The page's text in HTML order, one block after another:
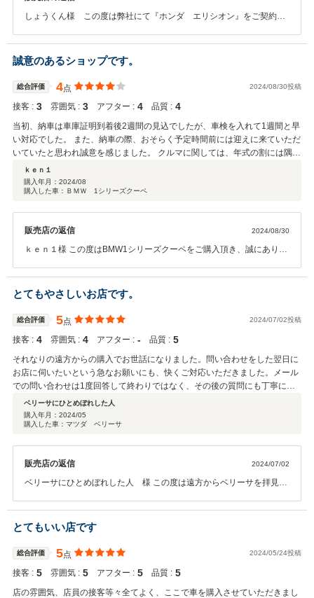
しょうくん様 この度は弊社にて『ホンダ エリシオン』をご契約い
点のレビュー投稿をしてくださり大変感謝しております。納車後も車
両についてご相談いただき、弊社を指名して対応をさせていただきあ
りがとうございました。今後もしょうくん様のカーライフにお付き合
いさせて頂ければ幸いに感じますので、どんなことでもご相談くださ
い。本当にありがとうございます。今後ともよろしくお願い致しま
す。
誠意のあるショップです。
総合評価 4点 2024/08/30投稿
接客 : 3 雰囲気 : 3 アフター : 4 品質 : 4
当初、納車は車庫証明到着後2週間の見込でしたが、車検を入れて1週間と早
い対応でした。 また、納車の際、おそらく予定時間前には迎えに来ていただ
いていたと思われ誠意を感じました。 クルマに関しては、年式の割には隅々
までとてもキレイでトラブルもありません。 基本的にユーザー重視の誠意の
ある良いショップだと思います。
ｋｅｎ１
購入年月： 2024/08
購入した車：ＢＭＷ 1シリーズクーペ
販売店の返信 2024/08/30
ｋｅｎ１様 この度はBMW1シリーズクーペをご購入頂き、誠にありが
更には車の品質、アフターサービスの充実度に高評価までいただきま
して、大変光栄です。良い車に巡り会えるお手伝いができて良かった
です♪まだまだこれからのお付き合いですので、また何かございました
らお気軽にお立ち寄りください。この度は誠にありがとうございまし
た！
とてもやさしいお店です。
総合評価 5点 2024/07/02投稿
接客 : 4 雰囲気 : 4 アフター : ‐ 品質 : 5
それなりの遠方からの購入でお世話になりました。問い合わせをした翌日に
お店に伺いたいという急なお願いにも、快くご対応いただきました。メール
での問い合わせは1度回答して終わりではなく、その後の質問にも丁寧にご
返信いただきました。1レスポンスで終わってしまうお店もある中、顧客に
真摯に向き合ってくださるお店なのだなぁと思いました。 お店に伺った際、
駅まで送迎いただいたのでとても助かりました。実際に見たベリーサは写真
特に焦らせたり急かすことは一切なく、とてもありがたかったです。その良
い点の反面としてですが、「どうぞ、好きなだけ見てくださいね！」という
くださるので良いのですが、初心者としては色々考えてから行かなければな
らないなと勉強になりました。 総合的にとても親切丁寧にご対応いただいた
ので大満足のお買い物となり、こちらのお店で購入して良かったと思いまし
た。初めての車の購入等で問い合わせを躊躇っている方がもしいらっしゃる
のであれば、ぜひ安心して連絡してみてほしいと思います。 この度は本当に
ベリーサにひとめぼれした人
購入年月： 2024/05
購入した車：マツダ ベリーサ
販売店の返信 2024/07/02
ベリーサにひとめぼれした人 様 この度は遠方からベリーサを拝見
の車の購入に対して、また、営業の在り方についてご指摘いただき誠
にありがとうございます。車に詳しく無いお客様への対応として取り
組んで参りたいと思います。車について不明な点があれば先ずはご連
絡頂き、遠方対応が難しい場合は近隣でのベストな対応を提案いたし
ますのでお気軽にご連絡ください。ベリーサにひとめぼれした人のカ
ーライフがより良い物になる事を願っております。高評価ありがとう
ございました。
とてもいい店です
総合評価 5点 2024/05/24投稿
接客 : 5 雰囲気 : 5 アフター : 5 品質 : 5
店の雰囲気、店員の接客等々全てよく、ここで車を購入させていただきまし